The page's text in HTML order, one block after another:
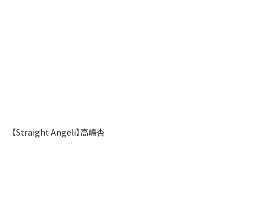
【Straight Angeli】高嶋杏